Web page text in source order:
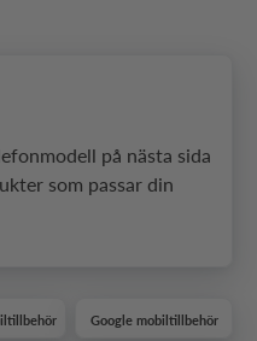
på nästa sida
som passar din
Google mobiltillbehör